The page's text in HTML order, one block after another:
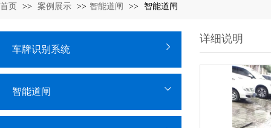
首页 >> 案例展示 >> 智能道闸 >> 智能道闸
车牌识别系统
智能道闸
详细说明